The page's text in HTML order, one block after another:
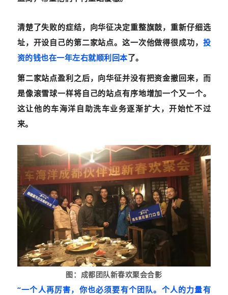
清楚了失败的症结，向华征决定重整旗鼓，重新仔细选
址，开设自己的第二家站点。这一次他做得很成功， 投
资的钱也在一年左右就顺利回本了。
第二家站点盈利之后，向华征并没有把资金撤回来，而
是像滚雪球一样将自己的站点有序地增加一个又一个。
这让他的车海洋自助洗车业务逐渐扩大，开始忙不过
来。
图：成都团队新春欢聚会合影
“一个人再厉害，你也必须要有个团队。个人的力量有